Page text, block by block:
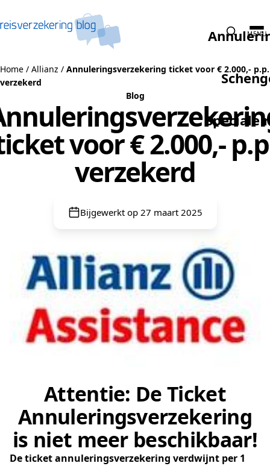
Speciale
MENU
Home / Allianz / Annuleringsverzekering ticket voor € 2.000,- p.p.
verzekerd
Blog
voor € 2.000,-
verzekerd
Bijgewerkt op 27 maart 2025
Attentie: De Ticket
Annuleringsverzekering
is niet meer beschikbaar!
De ticket annuleringsverzekering verdwijnt per 1